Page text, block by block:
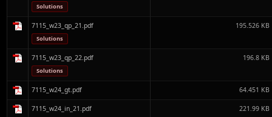
Solutions
7115_w23_qp_21.pdf
Solutions
195.526 KB
7115_w23_qp_22.pdf
Solutions
196.8 KB
7115_w24_gt.pdf 64.451 KB
7115_w24_in_21.pdf 221.99 KB